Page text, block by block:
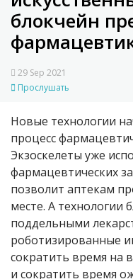
блокчейн
29 Sep 2021
Прослушать
Новые технологии
процесс
Экзоскелеты уже
фармацевтических
позволит аптекам
месте. А технологии
поддельными
роботизированные
сократить время на
и сократить время